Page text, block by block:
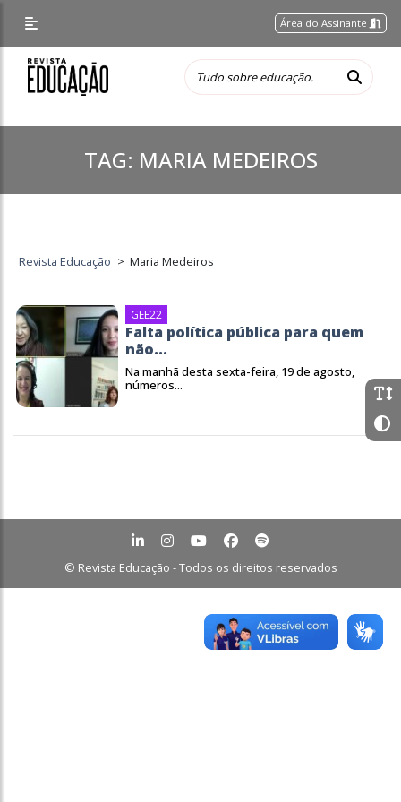
Área do Assinante
TAG: MARIA MEDEIROS
Revista Educação > Maria Medeiros
GEE22
Falta política pública para quem
não...
Na manhã desta sexta-feira, 19 de agosto,
números...
© Revista Educação - Todos os direitos reservados